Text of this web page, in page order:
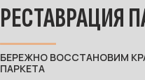
РЕСТАВРАЦИЯ
БЕРЕЖНО ВОССТАНОВИМ
ПАРКЕТА